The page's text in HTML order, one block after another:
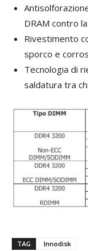
DRAM contro
Rivestimento
sporco e
Tecnologia di
saldatura tra
TAG Innodisk